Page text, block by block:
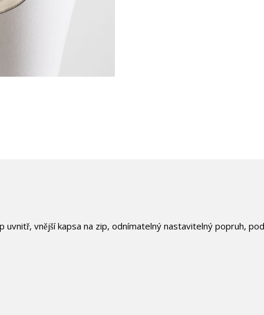
uvnitř, vnější kapsa na zip, odnímatelný nastavitelný popruh,